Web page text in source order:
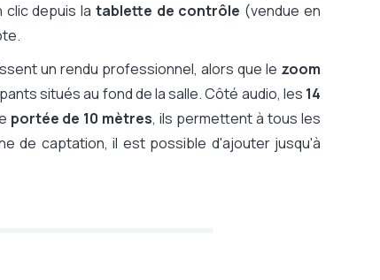
depuis la tablette de contrôle (vendue en
un rendu professionnel, alors que le zoom
situés au fond de la salle. Côté audio, les 14
portée de 10 mètres, ils permettent à tous les
de captation, il est possible d'ajouter jusqu'à